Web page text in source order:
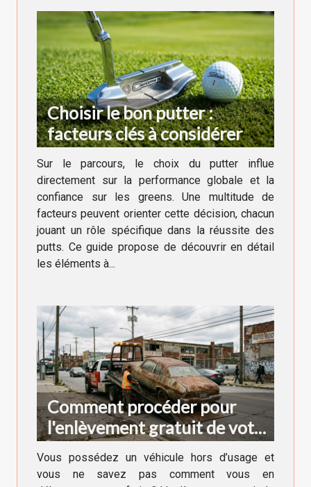
Choisir le bon putter :
facteurs clés à considérer
Sur le parcours, le choix du putter influe
directement sur la performance globale et la
confiance sur les greens. Une multitude de
facteurs peuvent orienter cette décision, chacun
jouant un rôle spécifique dans la réussite des
putts. Ce guide propose de découvrir en détail
les éléments à...
Comment procéder pour
l'enlèvement gratuit de votre
véhicule hors d'usage ?
Vous possédez un véhicule hors d’usage et
vous ne savez pas comment vous en